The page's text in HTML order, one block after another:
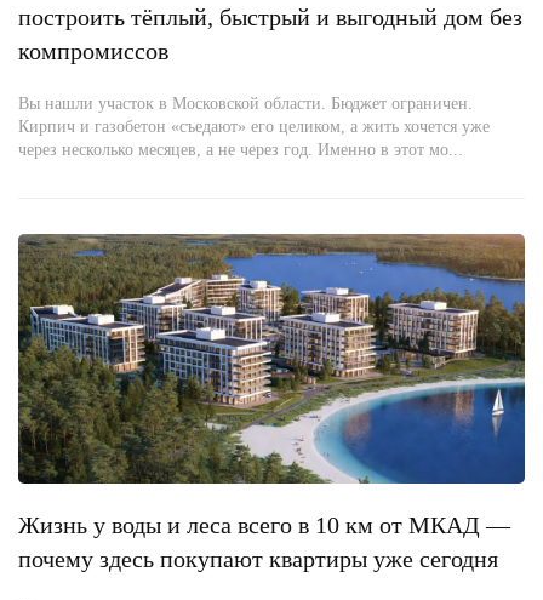
построить тёплый, быстрый и выгодный дом без
компромиссов
Вы нашли участок в Московской области. Бюджет ограничен.
Кирпич и газобетон «съедают» его целиком, а жить хочется уже
через несколько месяцев, а не через год. Именно в этот мо...
Жизнь у воды и леса всего в 10 км от МКАД —
почему здесь покупают квартиры уже сегодня